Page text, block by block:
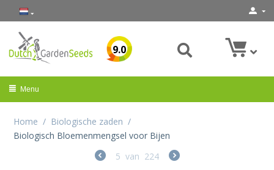
9.0
Menu
Home / Biologische zaden /
Biologisch Bloemenmengsel voor Bijen
5 van 224